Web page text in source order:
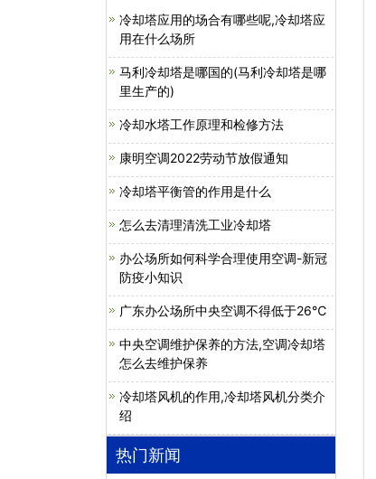
冷却塔应用的场合有哪些呢,冷却塔应
用在什么场所
马利冷却塔是哪国的(马利冷却塔是哪
里生产的)
冷却水塔工作原理和检修方法
康明空调2022劳动节放假通知
冷却塔平衡管的作用是什么
怎么去清理清洗工业冷却塔
办公场所如何科学合理使用空调-新冠
防疫小知识
广东办公场所中央空调不得低于26℃
中央空调维护保养的方法,空调冷却塔
怎么去维护保养
冷却塔风机的作用,冷却塔风机分类介
绍
热门新闻